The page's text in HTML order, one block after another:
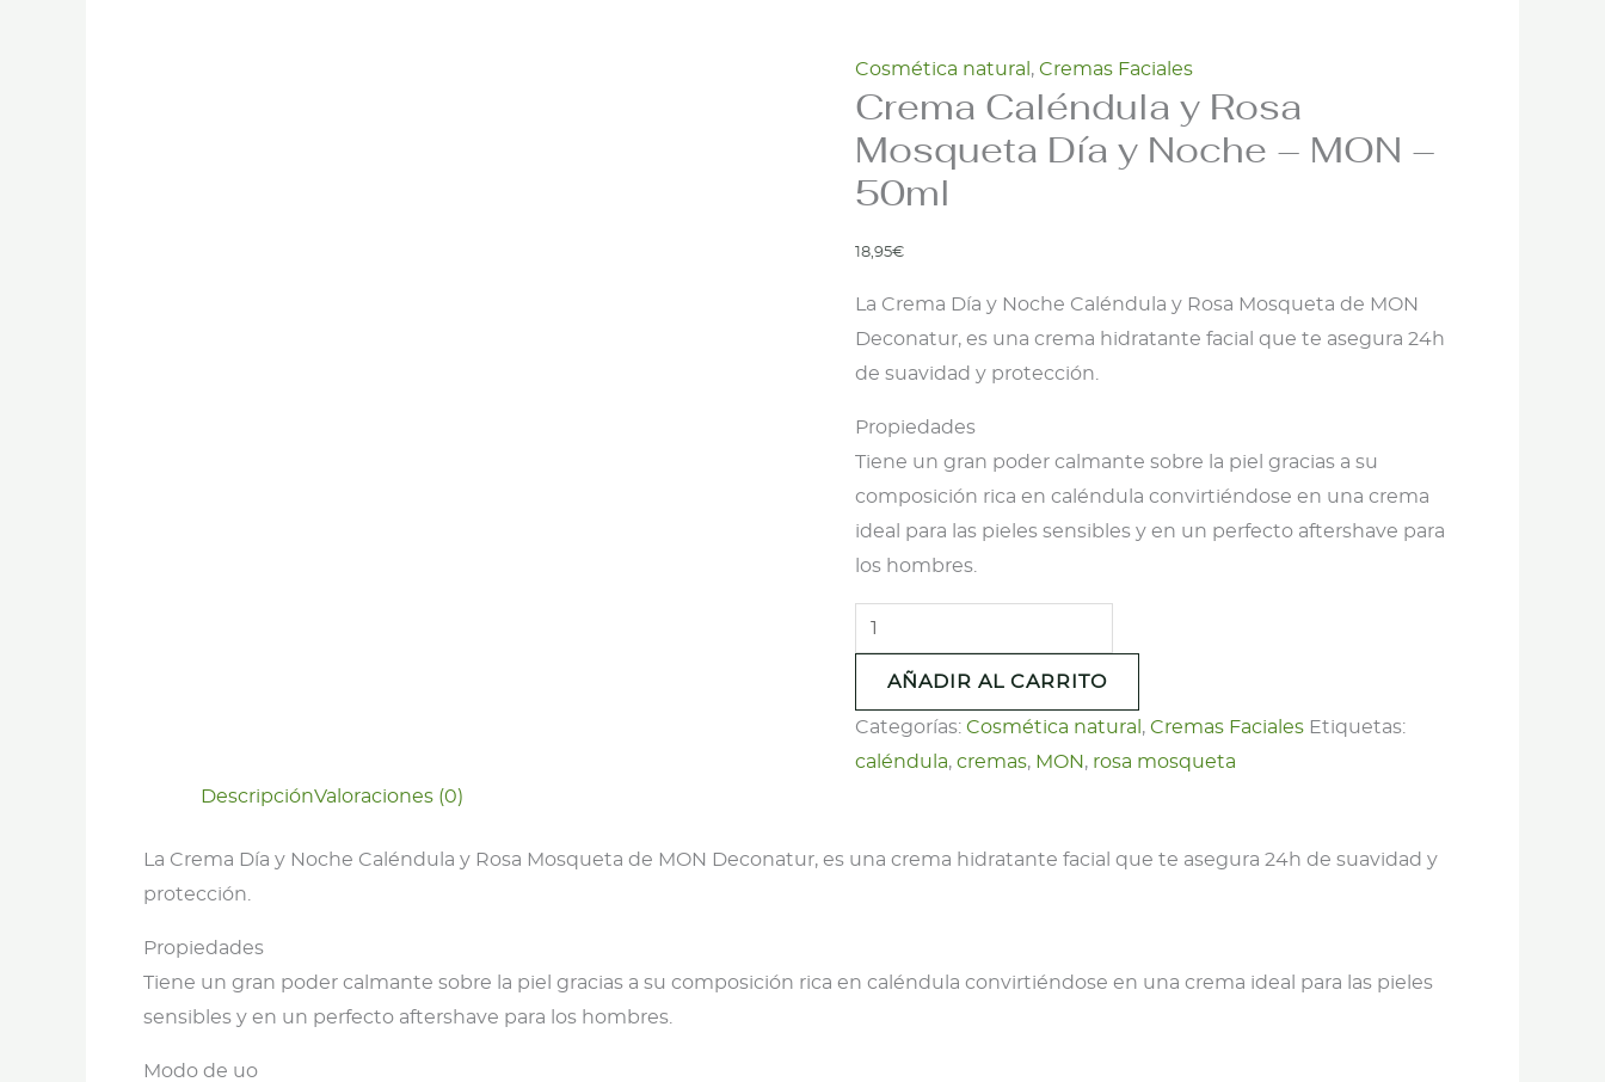
Cosmética natural ,Cremas Faciales
Crema Caléndula y Rosa
Mosqueta Día y Noche – MON –
50ml
18,95€
La Crema Día y Noche Caléndula y Rosa Mosqueta de MON
Deconatur, es una crema hidratante facial que te asegura 24h
de suavidad y protección.
Propiedades
Tiene un gran poder calmante sobre la piel gracias a su
composición rica en caléndula convirtiéndose en una crema
ideal para las pieles sensibles y en un perfecto aftershave para
los hombres.
Crema
Caléndula
Rosa
Mosqueta
Noche
AÑADIR AL CARRITO
Categorías:Cosmética natural ,Cremas Faciales Etiquetas:
caléndula,cremas, MON , rosa mosqueta
DescripciónValoraciones (0)
La Crema Día y Noche Caléndula y Rosa Mosqueta de MON Deconatur, es una crema hidratante facial que te asegura 24h de suavidad y
protección.
Propiedades
Tiene un gran poder calmante sobre la piel gracias a su composición rica en caléndula convirtiéndose en una crema ideal para las pieles
sensibles y en un perfecto aftershave para los hombres.
Modo de uo